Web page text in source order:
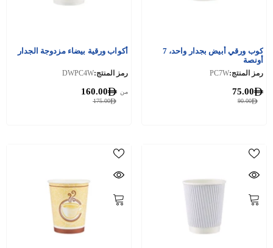
كوب ورقي أبيض بجدار واحد، 7
أونصة
رمز المنتج:PC7W
90.00
75.00
أكواب ورقية بيضاء مزدوجة الجدار
رمز المنتج:DWPC4W
175.00
من 160.00